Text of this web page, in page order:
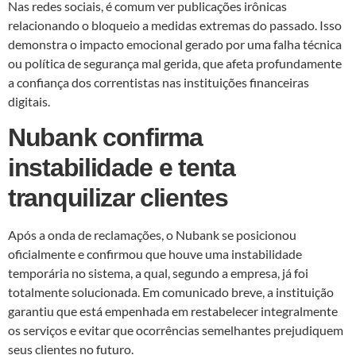
Nas redes sociais, é comum ver publicações irônicas
relacionando o bloqueio a medidas extremas do passado. Isso
demonstra o impacto emocional gerado por uma falha técnica
ou política de segurança mal gerida, que afeta profundamente
a confiança dos correntistas nas instituições financeiras
digitais.
Nubank confirma
instabilidade e tenta
tranquilizar clientes
Após a onda de reclamações, o Nubank se posicionou
oficialmente e confirmou que houve uma instabilidade
temporária no sistema, a qual, segundo a empresa, já foi
totalmente solucionada. Em comunicado breve, a instituição
garantiu que está empenhada em restabelecer integralmente
os serviços e evitar que ocorrências semelhantes prejudiquem
seus clientes no futuro.